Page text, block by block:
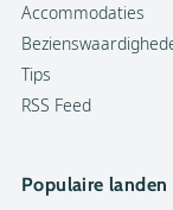
Accommodaties
Tips
RSS Feed
Populaire landen